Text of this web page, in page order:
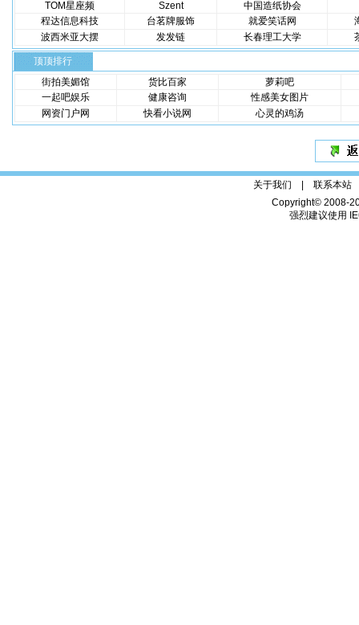
TOM星座频
Szent 中国造纸协会
程达信息科技
台茗牌服饰 就爱笑话网
波西米亚大摆
发发链 长春理工大学
顶顶排行
街拍美媚馆
货比百家
萝莉吧
一起吧娱乐
健康咨询
性感美女图片
网资门户网
快看小说网 心灵的鸡汤
关于我们 | 联系本站
Copyright© 2008-
强烈建议使用